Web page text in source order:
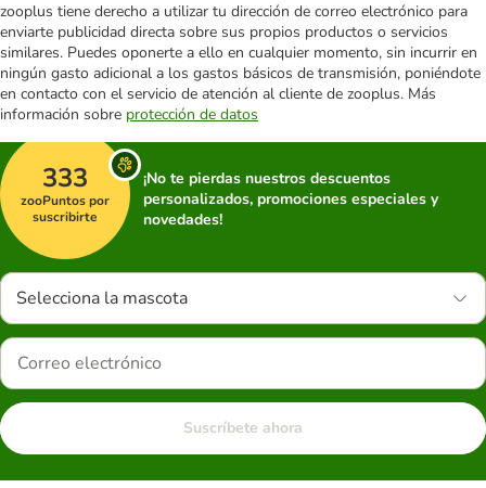
zooplus tiene derecho a utilizar tu dirección de correo electrónico para
enviarte publicidad directa sobre sus propios productos o servicios
similares. Puedes oponerte a ello en cualquier momento, sin incurrir en
ningún gasto adicional a los gastos básicos de transmisión, poniéndote
en contacto con el servicio de atención al cliente de zooplus. Más
información sobre protección de datos
333
zooPuntos por
suscribirte
¡No te pierdas nuestros descuentos
personalizados, promociones especiales y
novedades!
Selecciona la mascota
Suscríbete ahora